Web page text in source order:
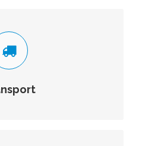
MATERIJA
vozila od kojih svako
klase opasnosti 8, 6, 5 i 2.
VIŠE